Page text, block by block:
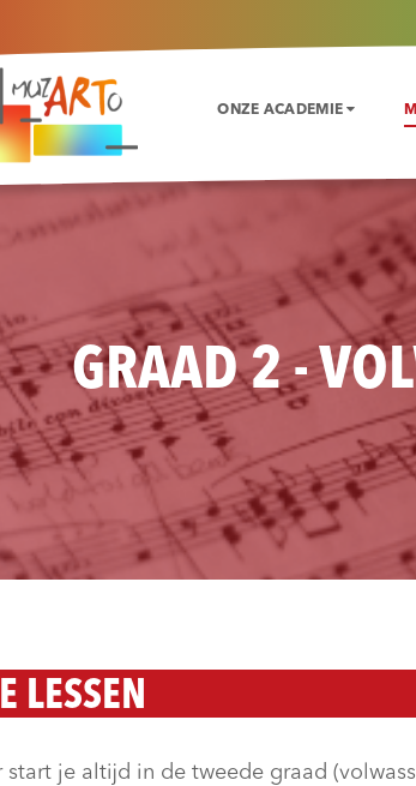
ONZE ACADEMIE
GRAAD 2 -
LESSEN
start je altijd in de tweede graad